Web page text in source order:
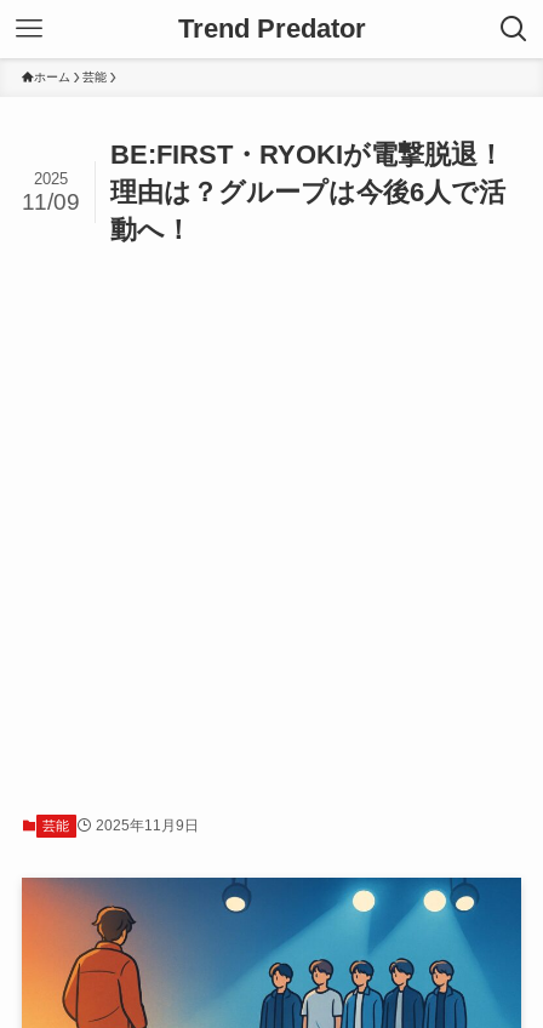
Trend Predator
ホーム 芸能
BE:FIRST・RYOKIが電撃脱退！
理由は？グループは今後6人で活
動へ！
2025
11/09
芸能 2025年11月9日